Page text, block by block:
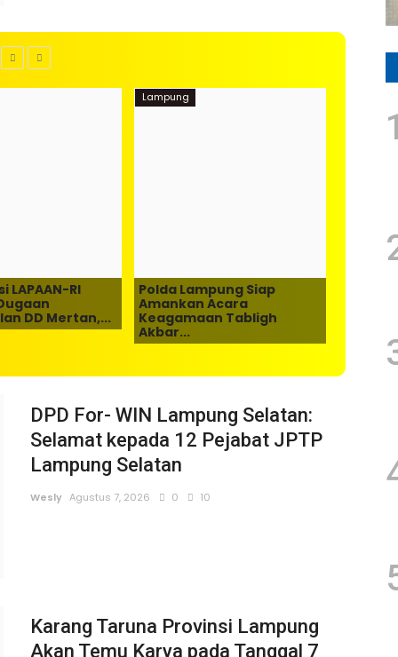
LAPAAN-RI
DD Mertan,...
Lampung
Polda Lampung Siap
Amankan Acara
Keagamaan Tabligh
Akbar...
DPD For- WIN Lampung Selatan:
Selamat kepada 12 Pejabat JPTP
Lampung Selatan
Wesly Agustus 7, 2026 0 10
Karang Taruna Provinsi Lampung
Akan Temu Karya pada Tanggal 7
1